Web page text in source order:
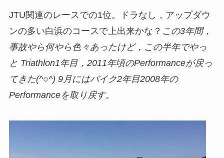
JTU関連のレースでの1位。ドラなし，アップダウ
ンの多い白浜のコースで上出来かな？ この3年間，
事故やら何やら色々あったけど，この半年でやっ
と Triathlon1年目，2011年頃のPerformanceが戻っ
てきた(^○^) 9月にはバイク2年目2008年の
Performanceを取り戻す。